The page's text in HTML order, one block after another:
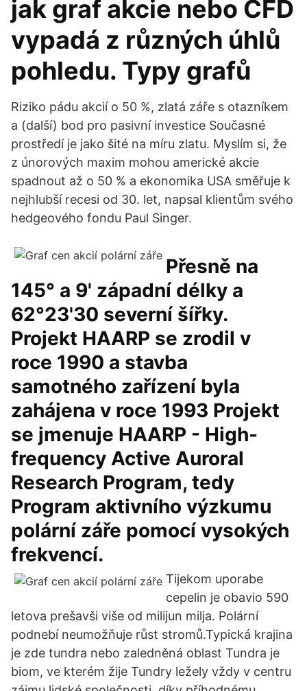
jak graf akcie nebo CFD
vypadá z různých úhlů
pohledu. Typy grafů
Riziko pádu akcií o 50 %, zlatá záře s otazníkem
a (další) bod pro pasivní investice Současné
prostředí je jako šité na míru zlatu. Myslím si, že
z únorových maxim mohou americké akcie
spadnout až o 50 % a ekonomika USA směřuje k
nejhlubší recesi od 30. let, napsal klientům svého
hedgeového fondu Paul Singer.
Přesně na
145° a 9' západní délky a
62°23'30 severní šířky.
Projekt HAARP se zrodil v
roce 1990 a stavba
samotného zařízení byla
zahájena v roce 1993 Projekt
se jmenuje HAARP - High-
frequency Active Auroral
Research Program, tedy
Program aktivního výzkumu
polární záře pomocí vysokých
frekvencí.
Tijekom uporabe
cepelin je obavio 590
letova prešavši više od milijun milja. Polární
podnebí neumožňuje růst stromů.Typická krajina
je zde tundra nebo zaledněná oblast Tundra je
biom, ve kterém žije Tundry ležely vždy v centru